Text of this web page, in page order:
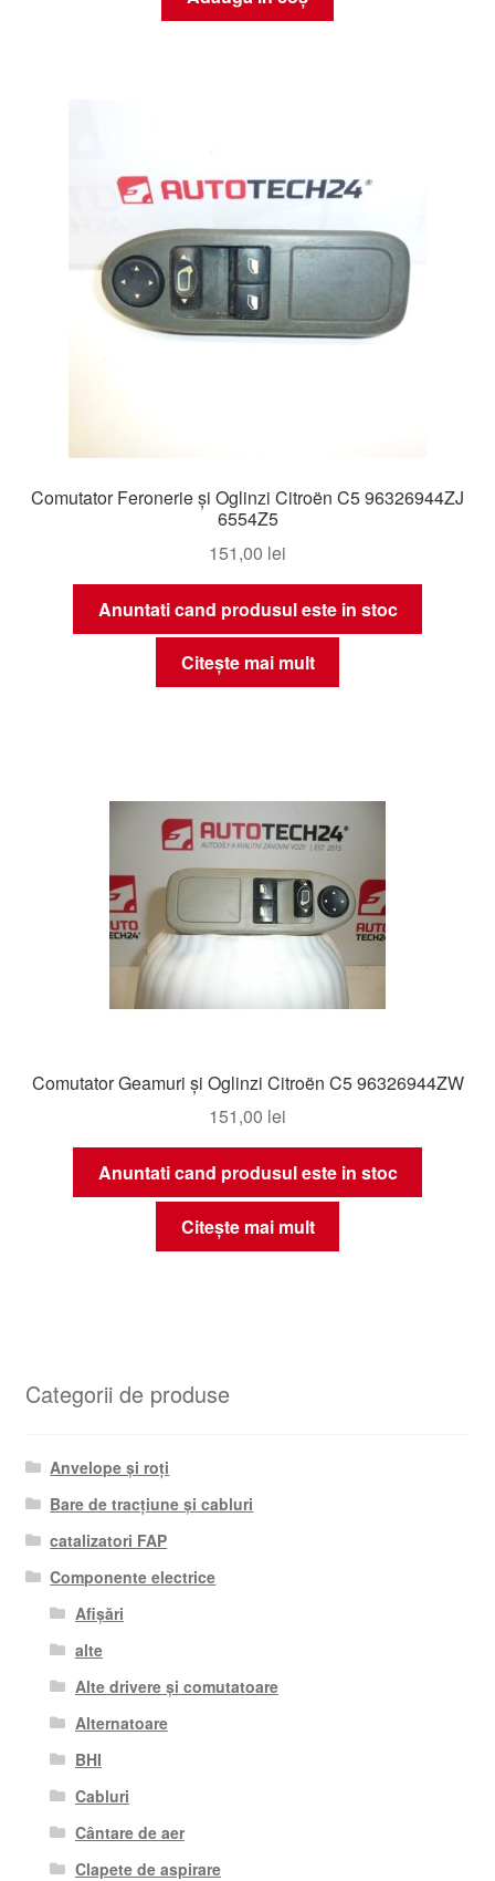
Comutator Feronerie și Oglinzi Citroën C5 96326944ZJ
6554Z5
151,00 lei
Anuntati cand produsul este in stoc
Citește mai mult
Comutator Geamuri și Oglinzi Citroën C5 96326944ZW
151,00 lei
Anuntati cand produsul este in stoc
Citește mai mult
Categorii de produse
Anvelope și roți
Bare de tracțiune și cabluri
catalizatori FAP
Componente electrice
Afișări
alte
Alte drivere și comutatoare
Alternatoare
BHI
Cabluri
Cântare de aer
Clapete de aspirare